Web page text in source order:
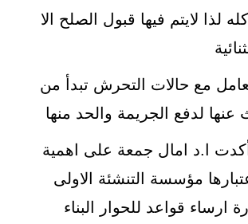
لذا لايتم فيها قبول الصلح الا
مع حالات التحرش تبدأ من
عنها لدفع الجريمة والحد منها
ا.د امال جمعة على اهمية
مؤسسة التنشئة الاولى
ارساء قواعد للحوار البناء